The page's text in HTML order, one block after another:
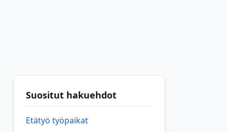
Suositut hakuehdot
Etätyö työpaikat